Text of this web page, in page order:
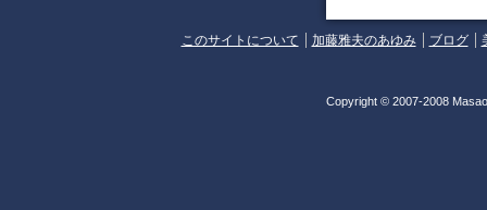
このサイトについて 加藤雅夫のあゆみ ブログ
Copyright © 2007-2008